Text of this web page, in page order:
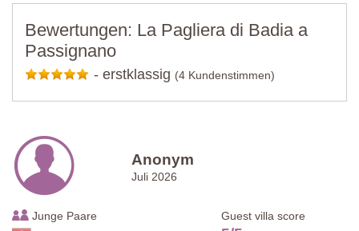
Bewertungen: La Pagliera di Badia a
Passignano
- erstklassig (4 Kundenstimmen)
Anonym
Juli 2026
Junge Paare
Guest villa score